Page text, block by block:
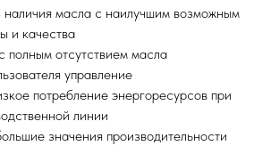
масла с наилучшим возможным
и качества
полным отсутствием масла
управление
потребление энергоресурсов при
линии
значения производительности